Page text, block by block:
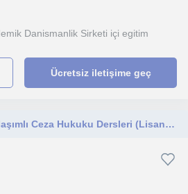
Danismanlik Sirketi içi egitim
Ücretsiz iletişime geç
Akademik ve Pratik Yaklaşımlı Ceza Hukuku Dersleri (Lisans, Sınav Hazırlık)